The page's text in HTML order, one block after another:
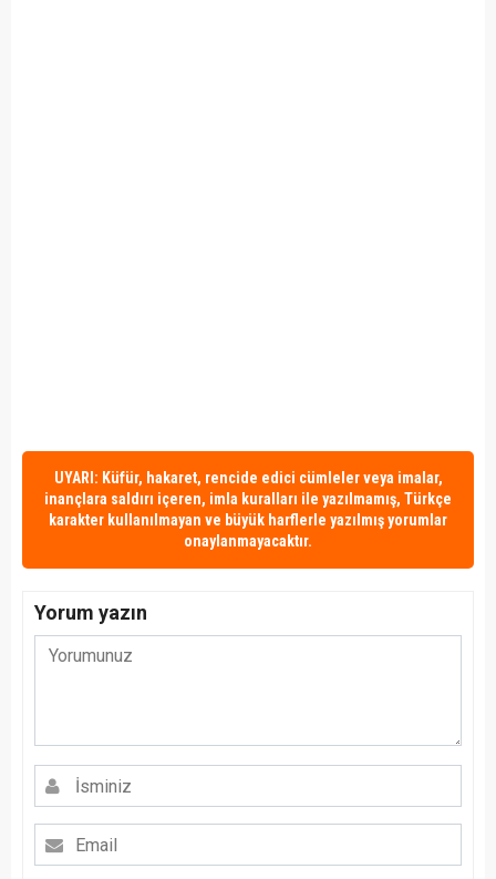
UYARI: Küfür, hakaret, rencide edici cümleler veya imalar,
inançlara saldırı içeren, imla kuralları ile yazılmamış, Türkçe
karakter kullanılmayan ve büyük harflerle yazılmış yorumlar
onaylanmayacaktır.
Yorum yazın